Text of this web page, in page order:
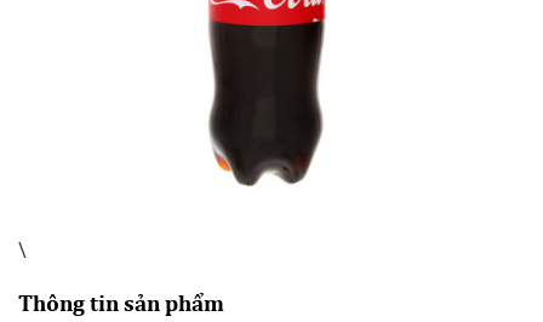
\
Thông tin sản phẩm